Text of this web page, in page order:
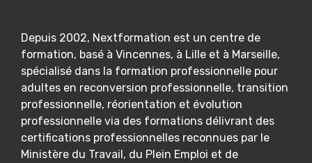
Depuis 2002, Nextformation est un centre de
formation, basé à Vincennes, à Lille et à Marseille,
spécialisé dans la formation professionnelle pour
adultes en reconversion professionnelle, transition
professionnelle, réorientation et évolution
professionnelle via des formations délivrant des
certifications professionnelles reconnues par le
Ministère du Travail, du Plein Emploi et de